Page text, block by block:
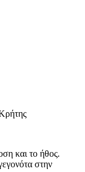
και το ήθος.
στην